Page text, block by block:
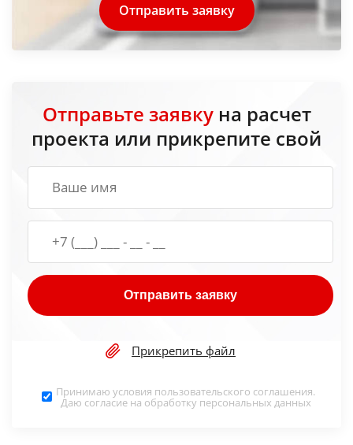
Отправить заявку
Отправьте заявкуна расчет
проекта или прикрепите свой
Отправить заявку
Прикрепить файл
Принимаю условия пользовательского соглашения.
Даю согласие на обработку персональных данных